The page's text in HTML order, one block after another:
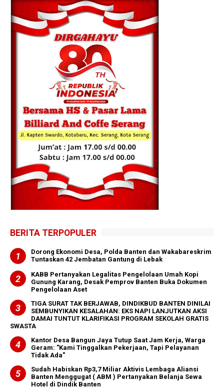
BERITA TERPOPULER
Dorong Ekonomi Desa, Polda Banten dan Wakabareskrim
Tuntaskan 42 Jembatan Gantung di Lebak
KABB Pertanyakan Legalitas Pengelolaan Umah Kopi
Gunung Karang, Desak Pemprov Banten Buka Dokumen
Pengelolaan Aset
TIGA SURAT TAK BERJAWAB, DINDIKBUD BANTEN DINILAI
SEMBUNYIKAN KESALAHAN: EKS NAPI LANJUTKAN AKSI
DAMAI TUNTUT KLARIFIKASI PROGRAM SEKOLAH GRATIS
SWASTA
Kantor Desa Bangun Jaya Tutup Saat Jam Kerja, Warga
Geram: "Kami Tinggalkan Pekerjaan, Tapi Pelayanan
Tidak Ada"
‎Sudah Habiskan Rp3,7 Miliar ‎Aktivis Lembaga Aliansi
Banten Menggugat ( ABM ) Pertanyakan Belanja Sewa
Hotel di Dindik Banten